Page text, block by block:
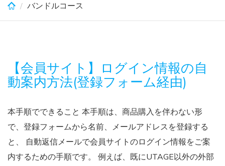
バンドルコース
【会員サイト】ログイン情報の自
動案内方法(登録フォーム経由)
本手順でできること 本手順は、商品購入を伴わない形
で、登録フォームから名前、メールアドレスを登録する
と、 自動返信メールで会員サイトのログイン情報をご案
内するための手順です。 例えば、既にUTAGE以外の外部